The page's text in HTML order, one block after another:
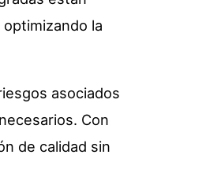
la
asociados
Con
de calidad sin